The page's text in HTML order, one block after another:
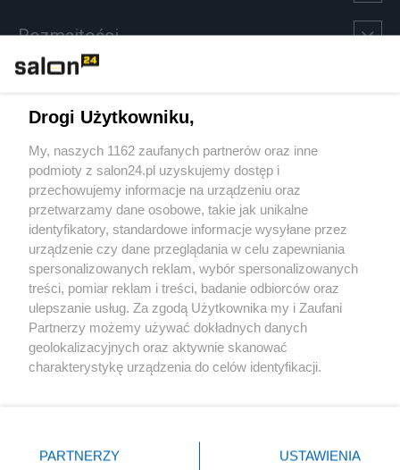
Rozmaitości
Sport
Społeczeństwo
Kultura
X Facebook Instagram Youtube
Drogi Użytkowniku,
My, naszych 1162 zaufanych partnerów oraz inne
podmioty z salon24.pl uzyskujemy dostęp i
przechowujemy informacje na urządzeniu oraz
przetwarzamy dane osobowe, takie jak unikalne
identyfikatory, standardowe informacje wysyłane przez
urządzenie czy dane przeglądania w celu zapewniania
spersonalizowanych reklam, wybór spersonalizowanych
treści, pomiar reklam i treści, badanie odbiorców oraz
ulepszanie usług. Za zgodą Użytkownika my i Zaufani
Partnerzy możemy używać dokładnych danych
geolokalizacyjnych oraz aktywnie skanować
charakterystykę urządzenia do celów identyfikacji.
zmienić/wycofać klikając przycisk ustawień prywatności
PARTNERZY USTAWIENIA